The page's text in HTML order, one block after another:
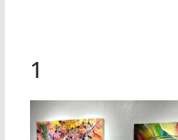
1